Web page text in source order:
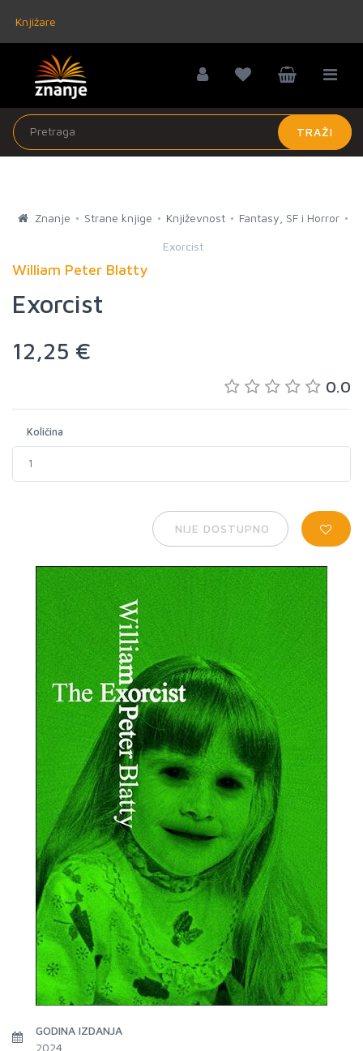
Knjižare
TRAŽI
Znanje Strane knjige Književnost Fantasy, SF i Horror
Exorcist
William Peter Blatty
Exorcist
12,25 €
0.0
Količina
NIJE DOSTUPNO
GODINA IZDANJA
2024